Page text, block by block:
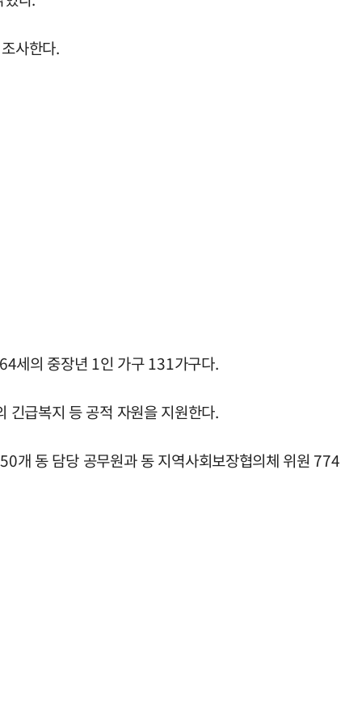
사한다.
세의 중장년 1인 가구 131가구다.
긴급복지 등 공적 자원을 지원한다.
개 동 담당 공무원과 동 지역사회보장협의체 위원 774